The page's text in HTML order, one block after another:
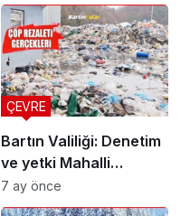
Bartın Valiliği: Denetim
ve yetki Mahalli
İdareler Birliği’nin
ÇEVRE
7 ay önce